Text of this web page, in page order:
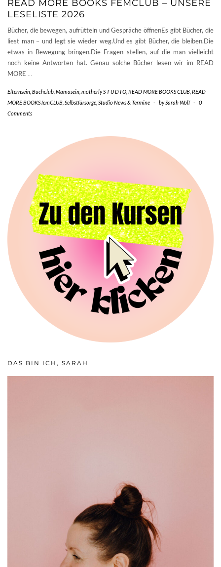
READ MORE BOOKS FEMCLUB – UNSERE
LESELISTE 2026
Bücher, die bewegen, aufrütteln und Gespräche öffnenEs gibt Bücher, die
liest man – und legt sie wieder weg.Und es gibt Bücher, die bleiben.Die
etwas in Bewegung bringen.Die Fragen stellen, auf die man vielleicht
noch keine Antworten hat. Genau solche Bücher lesen wir im READ
MORE
Elternsein Buchclub Mamasein motherly S T U D I O READ MORE BOOKS CLUB READ
MORE BOOKS femCLUB Selbstfürsorge Studio News & Termine - bySarah Wolf -
0
Comments
DAS BIN ICH, SARAH